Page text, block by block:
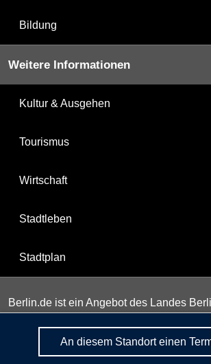
An diesem Standort einen
Bildung
Weitere Informationen
Kultur & Ausgehen
Tourismus
Wirtschaft
Stadtleben
Stadtplan
Berlin.de ist ein Angebot des Landes